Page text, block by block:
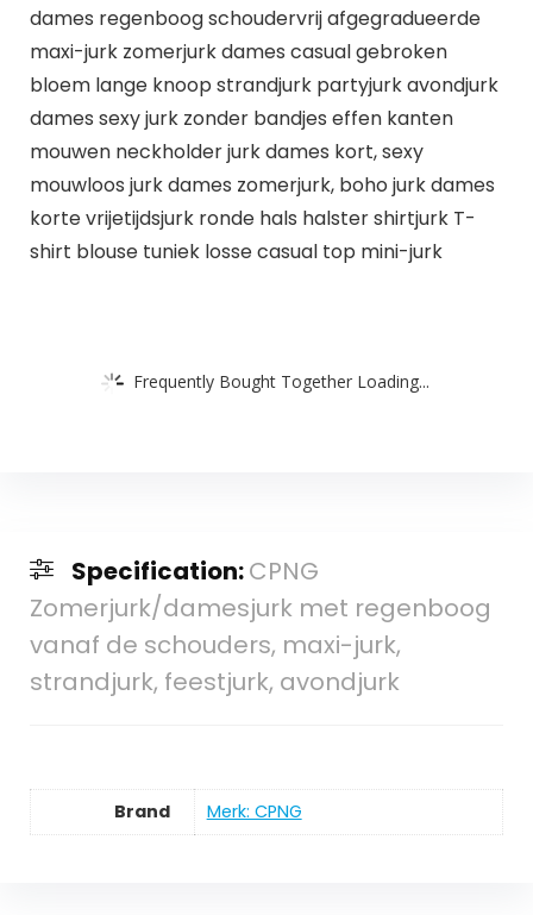
dames regenboog schoudervrij afgegradueerde
maxi-jurk zomerjurk dames casual gebroken
bloem lange knoop strandjurk partyjurk avondjurk
dames sexy jurk zonder bandjes effen kanten
mouwen neckholder jurk dames kort, sexy
mouwloos jurk dames zomerjurk, boho jurk dames
korte vrijetijdsjurk ronde hals halster shirtjurk T-
shirt blouse tuniek losse casual top mini-jurk
Frequently Bought Together Loading...
Specification:CPNG
Zomerjurk/damesjurk met regenboog
vanaf de schouders, maxi-jurk,
strandjurk, feestjurk, avondjurk
Brand Merk: CPNG